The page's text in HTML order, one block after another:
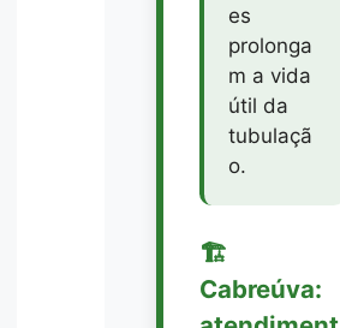
es
prolonga
m a vida
útil da
tubulaçã
o.
🏗️
Cabreúva: